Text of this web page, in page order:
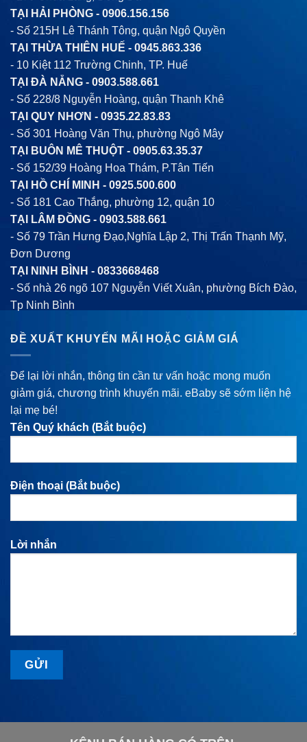
TẠI HẢI PHÒNG - 0906.156.156
- Số 215H Lê Thánh Tông, quận Ngô Quyền
TẠI THỪA THIÊN HUẾ - 0945.863.336
- 10 Kiệt 112 Trường Chinh, TP. Huế
TẠI ĐÀ NẴNG - 0903.588.661
- Số 228/8 Nguyễn Hoàng, quận Thanh Khê
TẠI QUY NHƠN - 0935.22.83.83
- Số 301 Hoàng Văn Thụ, phường Ngô Mây
TẠI BUÔN MÊ THUỘT - 0905.63.35.37
- Số 152/39 Hoàng Hoa Thám, P.Tân Tiến
TẠI HỒ CHÍ MINH - 0925.500.600
- Số 181 Cao Thắng, phường 12, quận 10
TẠI LÂM ĐỒNG - 0903.588.661
- Số 79 Trần Hưng Đạo,Nghĩa Lập 2, Thị Trấn Thạnh Mỹ,
Đơn Dương
TẠI NINH BÌNH - 0833668468
- Số nhà 26 ngõ 107 Nguyễn Viết Xuân, phường Bích Đào,
Tp Ninh Bình
ĐỀ XUẤT KHUYẾN MÃI HOẶC GIẢM GIÁ
Để lại lời nhắn, thông tin cần tư vấn hoặc mong muốn
giảm giá, chương trình khuyến mãi. eBaby sẽ sớm liện hệ
lại mẹ bé!
Tên Quý khách (Bắt buộc)
Điện thoại (Bắt buộc)
Lời nhắn